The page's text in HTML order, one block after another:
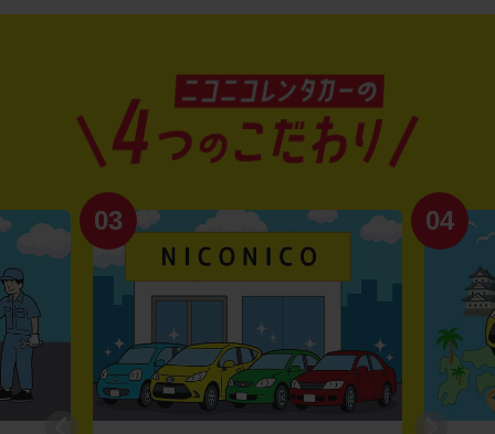
03 04